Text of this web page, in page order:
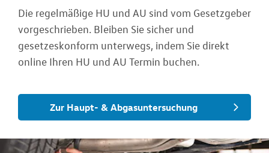
Die regelmäßige HU und AU sind vom Gesetzgeber
vorgeschrieben. Bleiben Sie sicher und
gesetzeskonform unterwegs, indem Sie direkt
online Ihren HU und AU Termin buchen.
Zur Haupt- & Abgasuntersuchung